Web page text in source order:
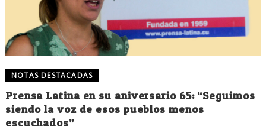
NOTAS DESTACADAS
Prensa Latina en su aniversario 65: “Seguimos
siendo la voz de esos pueblos menos
escuchados”